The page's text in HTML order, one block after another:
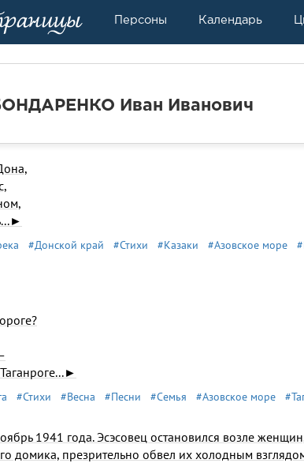
Персоны Календарь
Иван Иванович
#Донской край #Стихи #Казаки #Азовское море
#Стихи #Весна #Песни #Семья #Азовское море
1941 года. Эсэсовец остановился возле
домика, презрительно обвел их холодным